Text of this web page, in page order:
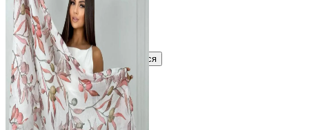
Узнать оптовую цену сейчас
Войти Зарегистрироваться
Оптом
Цвет: